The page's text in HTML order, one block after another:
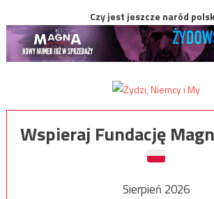
Czy jest jeszcze naród
Wspieraj Fundację
Sierpień 2026